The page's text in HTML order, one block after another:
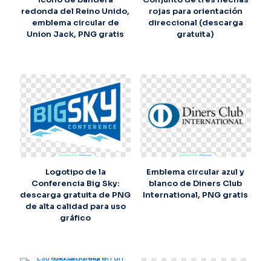
redonda del Reino Unido,
emblema circular de
Union Jack, PNG gratis
rojas para orientación
direccional (descarga
gratuita)
Logotipo de la
Conferencia Big Sky:
descarga gratuita de PNG
de alta calidad para uso
gráfico
Emblema circular azul y
blanco de Diners Club
International, PNG gratis